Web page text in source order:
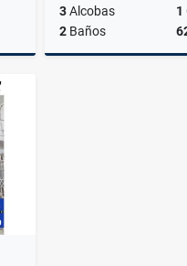
3Alcobas 1
2 Baños